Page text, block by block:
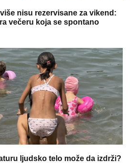
nisu rezervisane za vikend:
večeru koja se spontano
ljudsko telo može da izdrži?